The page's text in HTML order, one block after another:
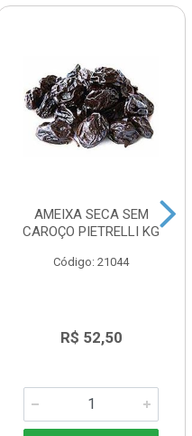
AMEIXA SECA SEM
CAROÇO PIETRELLI KG
Código: 21044
R$ 52,50